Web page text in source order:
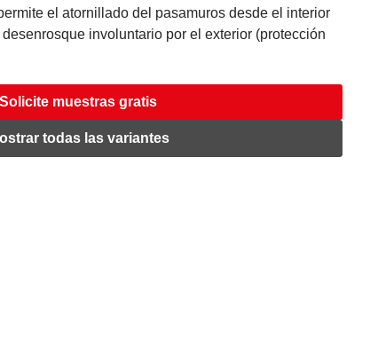
el atornillado del pasamuros desde el interior
involuntario por el exterior (protección
Solicite muestras gratis
todas las variantes